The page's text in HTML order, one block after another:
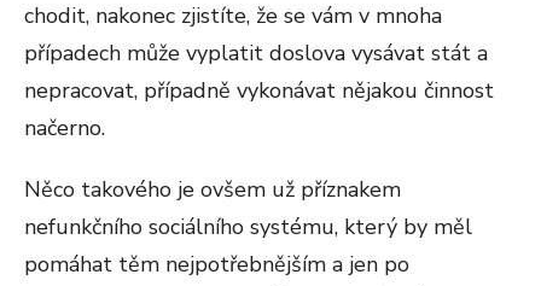
chodit, nakonec zjistíte, že se vám v mnoha
případech může vyplatit doslova vysávat stát a
nepracovat, případně vykonávat nějakou činnost
načerno.
Něco takového je ovšem už příznakem
nefunkčního sociálního systému, který by měl
pomáhat těm nejpotřebnějším a jen po